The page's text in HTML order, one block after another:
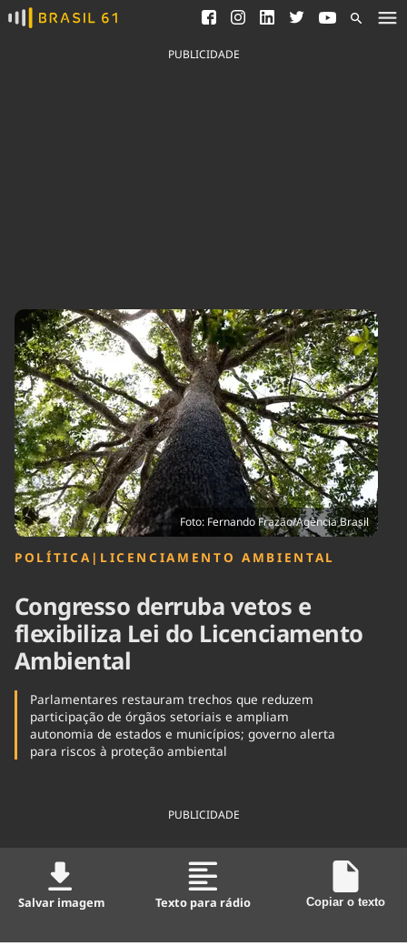
Ver todas as notícias
Saneamento
Indicadores
Agronegócios
Brasil
Brasil Mineral
Ciência &
Tecnologia
Cinema
Comportamento
Cultura
Economia
Educação
Infraestrutura
Internacional
Meio Ambiente
Podcast
Política
Saúde
Tempo
PUBLICIDADE
Foto: Fernando Frazão/Agência Brasil
POLÍTICA | LICENCIAMENTO AMBIENTAL
Congresso derruba vetos e
flexibiliza Lei do Licenciamento
Ambiental
Parlamentares restauram trechos que reduzem
participação de órgãos setoriais e ampliam
autonomia de estados e municípios; governo alerta
para riscos à proteção ambiental
PUBLICIDADE
Salvar imagem Texto para rádio Copiar o texto